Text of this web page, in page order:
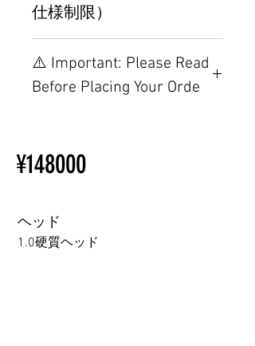
仕様制限）
置制限について
その他の配置はTPEに関連し
ラブドール購入前に知ってお
⚠️ Important: Please Read
Before Placing Your Orde
Ordering
Other configurations are related
following webpage.
Beginner’s Purchase Guide
¥148000
ヘッド
1.0硬質ヘッド